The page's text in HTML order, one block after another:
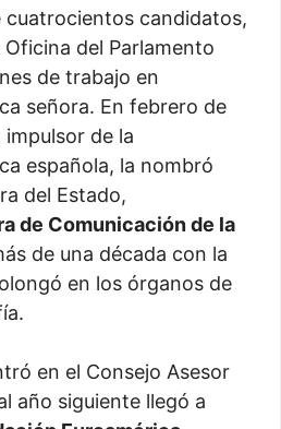
cuatrocientos candidatos,
del Parlamento
de trabajo en
señora. En febrero de
impulsor de la
española, la nombró
del Estado,
de Comunicación de la
de una década con la
en los órganos de
en el Consejo Asesor
año siguiente llegó a